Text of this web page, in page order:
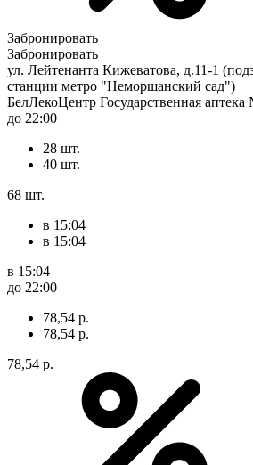
Забронировать
Забронировать
ул. Лейтенанта Кижеватова, д.11-1
станции метро "Неморшанский сад")
БелЛекоЦентр Государственная
до 22:00
28 шт.
40 шт.
68 шт.
в 15:04
в 15:04
в 15:04
до 22:00
78,54 р.
78,54 р.
78,54 р.